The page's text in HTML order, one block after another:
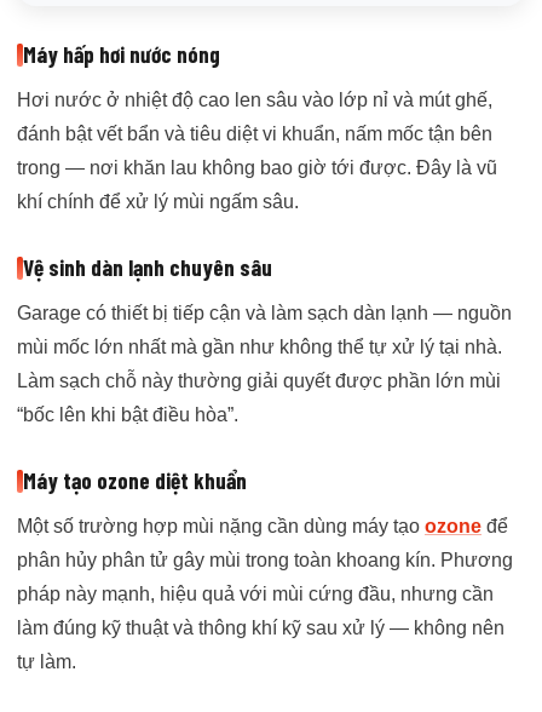
Máy hấp hơi nước nóng
Hơi nước ở nhiệt độ cao len sâu vào lớp nỉ và mút ghế,
đánh bật vết bẩn và tiêu diệt vi khuẩn, nấm mốc tận bên
trong — nơi khăn lau không bao giờ tới được. Đây là vũ
khí chính để xử lý mùi ngấm sâu.
Vệ sinh dàn lạnh chuyên sâu
Garage có thiết bị tiếp cận và làm sạch dàn lạnh — nguồn
mùi mốc lớn nhất mà gần như không thể tự xử lý tại nhà.
Làm sạch chỗ này thường giải quyết được phần lớn mùi
“bốc lên khi bật điều hòa”.
Máy tạo ozone diệt khuẩn
Một số trường hợp mùi nặng cần dùng máy tạo ozone để
phân hủy phân tử gây mùi trong toàn khoang kín. Phương
pháp này mạnh, hiệu quả với mùi cứng đầu, nhưng cần
làm đúng kỹ thuật và thông khí kỹ sau xử lý — không nên
tự làm.